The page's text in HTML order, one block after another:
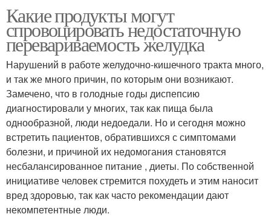
Какие продукты могут
спровоцировать недостаточную
перевариваемость желудка
Нарушений в работе желудочно-кишечного тракта много,
и так же много причин, по которым они возникают.
Замечено, что в голодные годы диспепсию
диагностировали у многих, так как пища была
однообразной, люди недоедали. Но и сегодня можно
встретить пациентов, обратившихся с симптомами
болезни, и причиной их недомогания становятся
несбалансированное питание , диеты. По собственной
инициативе человек стремится похудеть и этим наносит
вред здоровью, так как часто рекомендации дают
некомпетентные люди.